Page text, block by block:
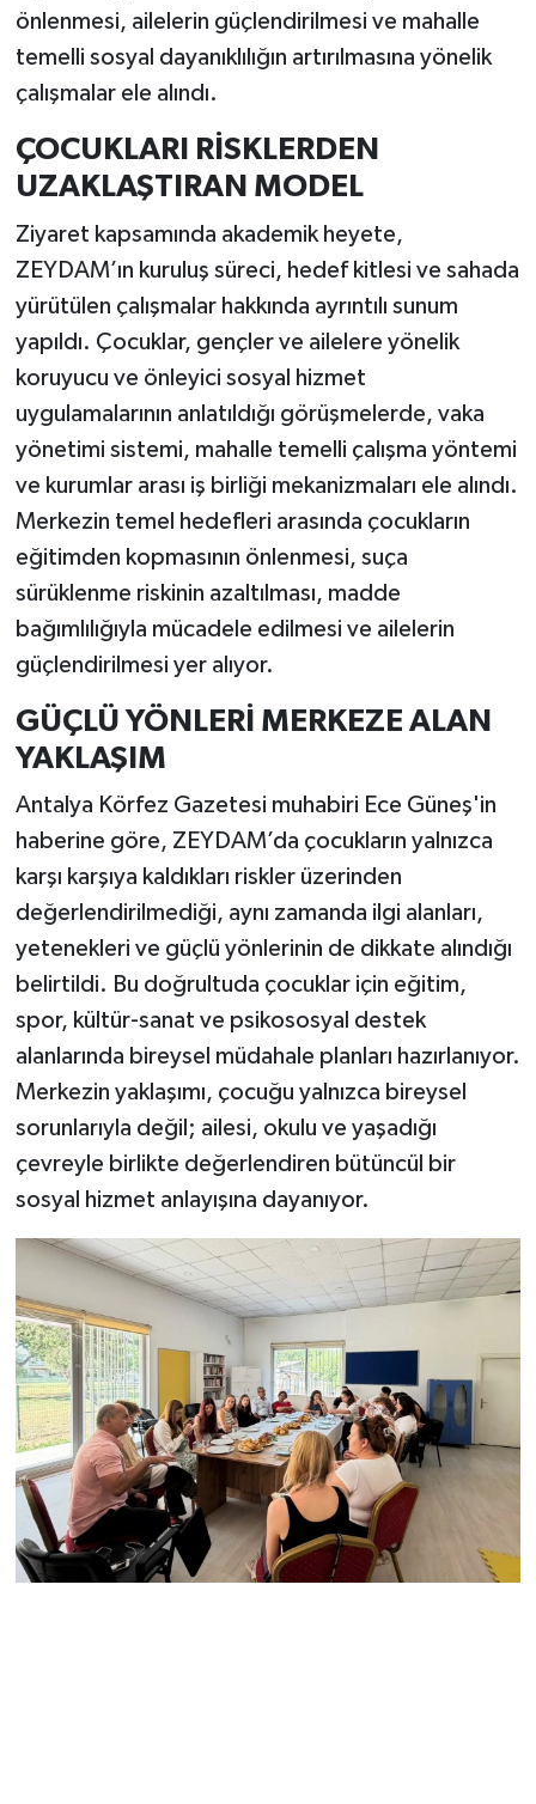
önlenmesi, ailelerin güçlendirilmesi ve mahalle
temelli sosyal dayanıklılığın artırılmasına yönelik
çalışmalar ele alındı.
ÇOCUKLARI RİSKLERDEN
UZAKLAŞTIRAN MODEL
Ziyaret kapsamında akademik heyete,
ZEYDAM’ın kuruluş süreci, hedef kitlesi ve sahada
yürütülen çalışmalar hakkında ayrıntılı sunum
yapıldı. Çocuklar, gençler ve ailelere yönelik
koruyucu ve önleyici sosyal hizmet
uygulamalarının anlatıldığı görüşmelerde, vaka
yönetimi sistemi, mahalle temelli çalışma yöntemi
ve kurumlar arası iş birliği mekanizmaları ele alındı.
Merkezin temel hedefleri arasında çocukların
eğitimden kopmasının önlenmesi, suça
sürüklenme riskinin azaltılması, madde
bağımlılığıyla mücadele edilmesi ve ailelerin
güçlendirilmesi yer alıyor.
GÜÇLÜ YÖNLERİ MERKEZE ALAN
YAKLAŞIM
Antalya Körfez Gazetesi muhabiri Ece Güneş'in
haberine göre, ZEYDAM’da çocukların yalnızca
karşı karşıya kaldıkları riskler üzerinden
değerlendirilmediği, aynı zamanda ilgi alanları,
yetenekleri ve güçlü yönlerinin de dikkate alındığı
belirtildi. Bu doğrultuda çocuklar için eğitim,
spor, kültür-sanat ve psikososyal destek
alanlarında bireysel müdahale planları hazırlanıyor.
Merkezin yaklaşımı, çocuğu yalnızca bireysel
sorunlarıyla değil; ailesi, okulu ve yaşadığı
çevreyle birlikte değerlendiren bütüncül bir
sosyal hizmet anlayışına dayanıyor.